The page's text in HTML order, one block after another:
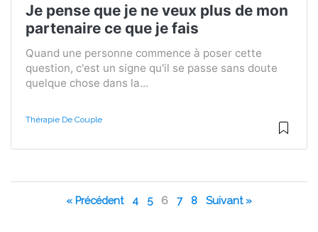
Je pense que je ne veux plus de mon
partenaire ce que je fais
Quand une personne commence à poser cette
question, c'est un signe qu'il se passe sans doute
quelque chose dans la...
Thérapie De Couple
« Précédent 4 5 6 7 8 Suivant »